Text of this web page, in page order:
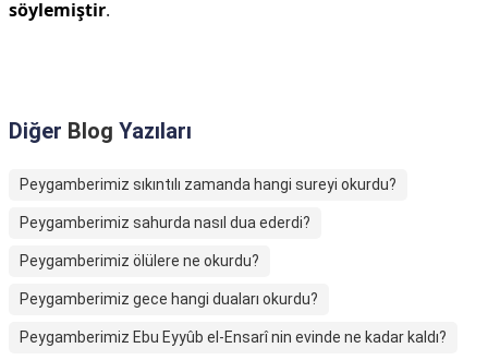
söylemiştir.
Diğer Blog Yazıları
Peygamberimiz sıkıntılı zamanda hangi sureyi okurdu?
Peygamberimiz sahurda nasıl dua ederdi?
Peygamberimiz ölülere ne okurdu?
Peygamberimiz gece hangi duaları okurdu?
Peygamberimiz Ebu Eyyûb el-Ensarî nin evinde ne kadar kaldı?